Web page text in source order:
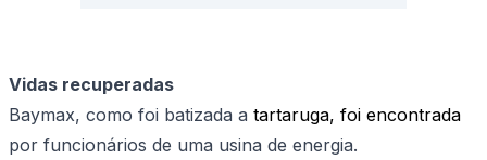
Vidas recuperadas
Baymax, como foi batizada a tartaruga, foi encontrada
por funcionários de uma usina de energia.